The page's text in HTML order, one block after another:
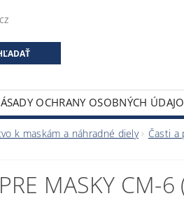
OCHRANY OSOBNÝCH
k maskám a náhradné diely Časti a
MASKY CM-